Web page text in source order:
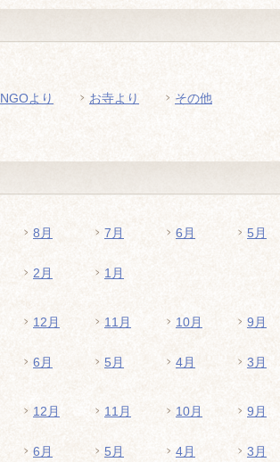
NGOより お寺より その他
8月 7月 6月 5月
2月 1月
12月 11月 10月 9月
6月 5月 4月 3月
12月 11月 10月 9月
6月 5月 4月 3月